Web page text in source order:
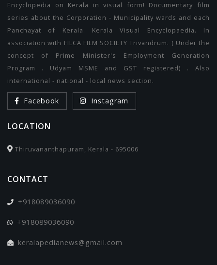
Encyclopedia on Kerala in visual form! Documentary film
series about the Corporation - Municipality wards and each
Panchayat of Kerala. Kerala Visual Encyclopaedia. In
association with FILCA FILM SOCIETY Trivandrum. ( Under the
concept of Prime Minister's Employment Generation
Program . Udyam MSME and GST registered) . Also
international - national - local news section.
Facebook Instagram
LOCATION
Thiruvananthapuram, Kerala - 695006
CONTACT
+918089036090
+918089036090
keralapedianews@gmail.com